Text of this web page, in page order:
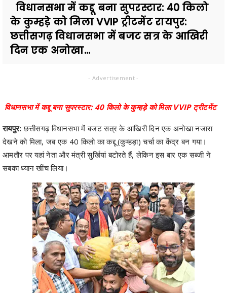
विधानसभा में कद्दू बना सुपरस्टार: 40 किलो
के कुम्हड़े को मिला VVIP ट्रीटमेंट रायपुर:
छत्तीसगढ़ विधानसभा में बजट सत्र के आखिरी
दिन एक अनोखा...
- Advertisement -
विधानसभा में कद्दू बना सुपरस्टार: 40 किलो के कुम्हड़े को मिला VVIP ट्रीटमेंट
रायपुर:छत्तीसगढ़ विधानसभा में बजट सत्र के आखिरी दिन एक अनोखा नजारा
देखने को मिला, जब एक 40 किलो का कद्दू (कुम्हड़ा) चर्चा का केंद्र बन गया।
आमतौर पर यहां नेता और मंत्री सुर्खियां बटोरते हैं, लेकिन इस बार एक सब्जी ने
सबका ध्यान खींच लिया।